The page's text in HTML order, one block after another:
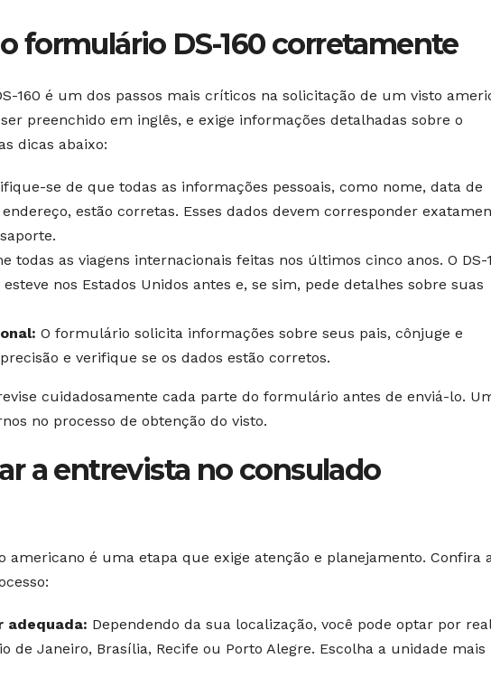
formulário DS-160 corretamente
160 é um dos passos mais críticos na solicitação de um visto
preenchido em inglês, e exige informações detalhadas sobre o
dicas abaixo:
se de que todas as informações pessoais, como nome, data de
estão corretas. Esses dados devem corresponder
todas as viagens internacionais feitas nos últimos cinco anos. O DS-
nos Estados Unidos antes e, se sim, pede detalhes sobre suas
O formulário solicita informações sobre seus pais, cônjuge e
e verifique se os dados estão corretos.
cuidadosamente cada parte do formulário antes de enviá-lo.
no processo de obtenção do visto.
a entrevista no consulado
americano é uma etapa que exige atenção e planejamento. Confira
adequada: Dependendo da sua localização, você pode optar por
de Janeiro, Brasília, Recife ou Porto Alegre. Escolha a unidade mais